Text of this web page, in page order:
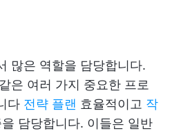
많은 역할을 담당합니다.
은 여러 가지 중요한 프로
다 전략 플랜 효율적이고 작
담당합니다. 이들은 일반